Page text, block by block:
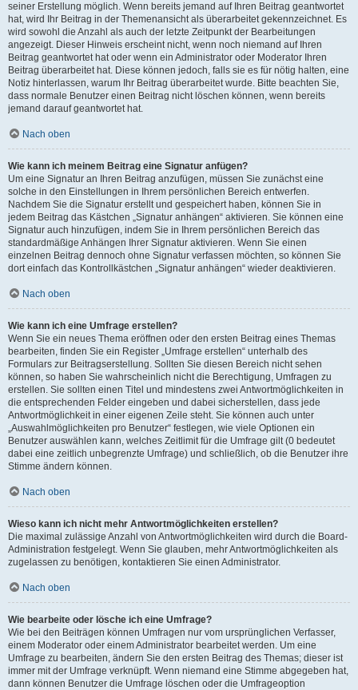
seiner Erstellung möglich. Wenn bereits jemand auf Ihren Beitrag geantwortet
hat, wird Ihr Beitrag in der Themenansicht als überarbeitet gekennzeichnet. Es
wird sowohl die Anzahl als auch der letzte Zeitpunkt der Bearbeitungen
angezeigt. Dieser Hinweis erscheint nicht, wenn noch niemand auf Ihren
Beitrag geantwortet hat oder wenn ein Administrator oder Moderator Ihren
Beitrag überarbeitet hat. Diese können jedoch, falls sie es für nötig halten, eine
Notiz hinterlassen, warum Ihr Beitrag überarbeitet wurde. Bitte beachten Sie,
dass normale Benutzer einen Beitrag nicht löschen können, wenn bereits
jemand darauf geantwortet hat.
Nach oben
Wie kann ich meinem Beitrag eine Signatur anfügen?
Um eine Signatur an Ihren Beitrag anzufügen, müssen Sie zunächst eine
solche in den Einstellungen in Ihrem persönlichen Bereich entwerfen.
Nachdem Sie die Signatur erstellt und gespeichert haben, können Sie in
jedem Beitrag das Kästchen „Signatur anhängen“ aktivieren. Sie können eine
Signatur auch hinzufügen, indem Sie in Ihrem persönlichen Bereich das
standardmäßige Anhängen Ihrer Signatur aktivieren. Wenn Sie einen
einzelnen Beitrag dennoch ohne Signatur verfassen möchten, so können Sie
dort einfach das Kontrollkästchen „Signatur anhängen“ wieder deaktivieren.
Nach oben
Wie kann ich eine Umfrage erstellen?
Wenn Sie ein neues Thema eröffnen oder den ersten Beitrag eines Themas
bearbeiten, finden Sie ein Register „Umfrage erstellen“ unterhalb des
Formulars zur Beitragserstellung. Sollten Sie diesen Bereich nicht sehen
können, so haben Sie wahrscheinlich nicht die Berechtigung, Umfragen zu
erstellen. Sie sollten einen Titel und mindestens zwei Antwortmöglichkeiten in
die entsprechenden Felder eingeben und dabei sicherstellen, dass jede
Antwortmöglichkeit in einer eigenen Zeile steht. Sie können auch unter
„Auswahlmöglichkeiten pro Benutzer“ festlegen, wie viele Optionen ein
Benutzer auswählen kann, welches Zeitlimit für die Umfrage gilt (0 bedeutet
dabei eine zeitlich unbegrenzte Umfrage) und schließlich, ob die Benutzer ihre
Stimme ändern können.
Nach oben
Wieso kann ich nicht mehr Antwortmöglichkeiten erstellen?
Die maximal zulässige Anzahl von Antwortmöglichkeiten wird durch die Board-
Administration festgelegt. Wenn Sie glauben, mehr Antwortmöglichkeiten als
zugelassen zu benötigen, kontaktieren Sie einen Administrator.
Nach oben
Wie bearbeite oder lösche ich eine Umfrage?
Wie bei den Beiträgen können Umfragen nur vom ursprünglichen Verfasser,
einem Moderator oder einem Administrator bearbeitet werden. Um eine
Umfrage zu bearbeiten, ändern Sie den ersten Beitrag des Themas; dieser ist
immer mit der Umfrage verknüpft. Wenn niemand eine Stimme abgegeben hat,
dann können Benutzer die Umfrage löschen oder die Umfrageoption